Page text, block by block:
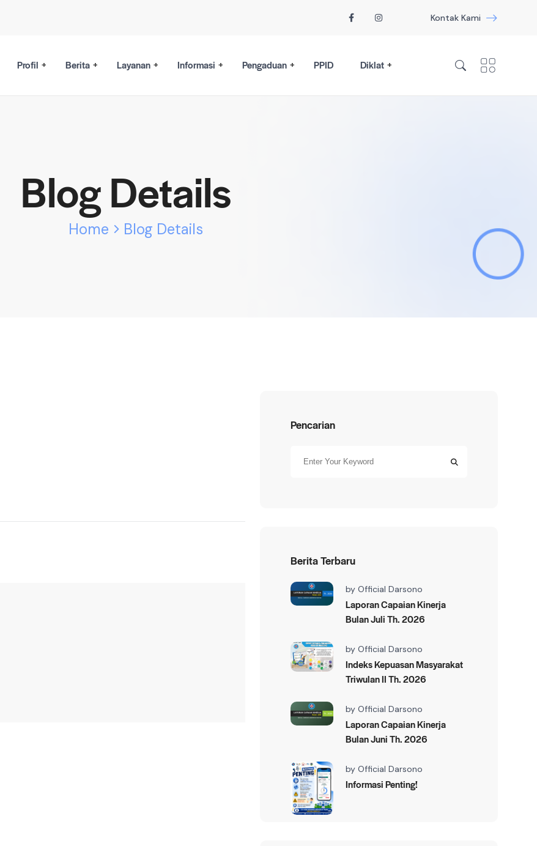
Kontak Kami
Profil Berita Layanan Informasi Pengaduan PPID Diklat
Blog Details
Home Blog Details
Pencarian
Berita Terbaru
by Official Darsono
Laporan Capaian Kinerja
Bulan Juli Th. 2026
by Official Darsono
Indeks Kepuasan Masyarakat
Triwulan II Th. 2026
by Official Darsono
Laporan Capaian Kinerja
Bulan Juni Th. 2026
by Official Darsono
Informasi Penting!